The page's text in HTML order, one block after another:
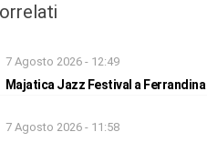
7 Agosto 2026 - 12:49
Majatica Jazz Festival a Ferrandina
7 Agosto 2026 - 11:58